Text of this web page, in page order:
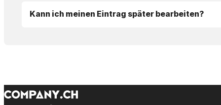
Kann ich meinen Eintrag später bearbeiten?